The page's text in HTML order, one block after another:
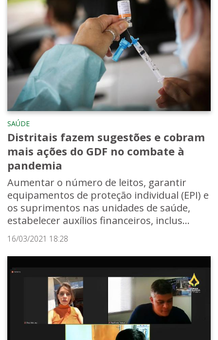
SAÚDE
Distritais fazem sugestões e cobram
mais ações do GDF no combate à
pandemia
Aumentar o número de leitos, garantir
equipamentos de proteção individual (EPI) e
os suprimentos nas unidades de saúde,
estabelecer auxílios financeiros, inclus...
16/03/2021 18:28